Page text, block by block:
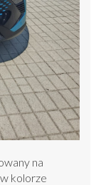
na
kolorze